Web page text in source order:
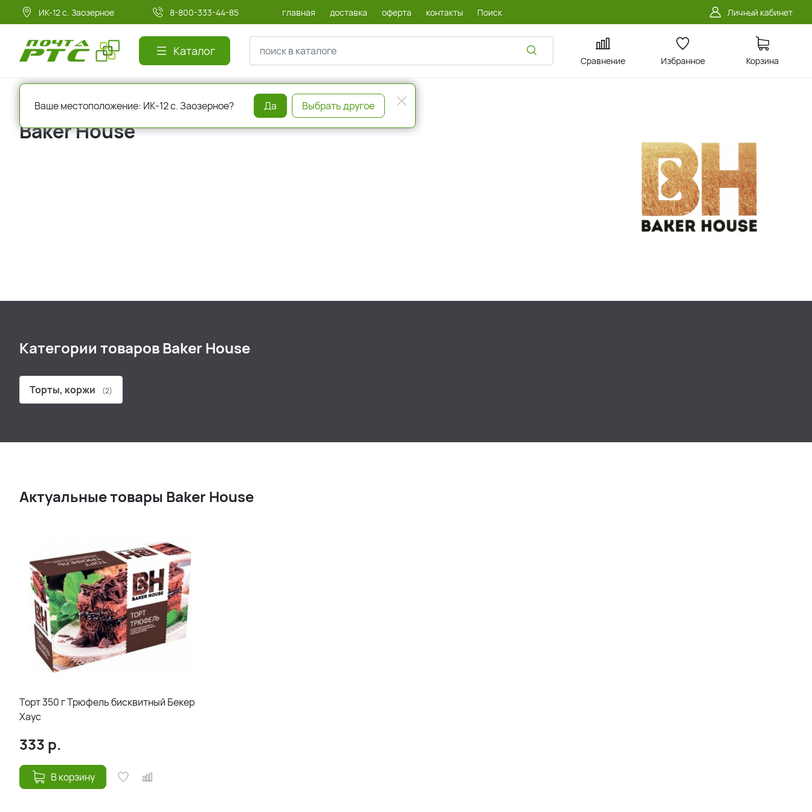
ИК-12 с. Заозерное 8-800-333-44-85 главная доставка оферта контакты Поиск Личный кабинет
Каталог
Сравнение Избранное Корзина
Baker House
Категории товаров Baker House
Торты, коржи (2)
Актуальные товары Baker House
Торт 350 г Трюфель бисквитный Бекер
Хаус
333 р.
В корзину
Ваше местоположение: ИК-12 с. Заозерное? Да Выбрать другое